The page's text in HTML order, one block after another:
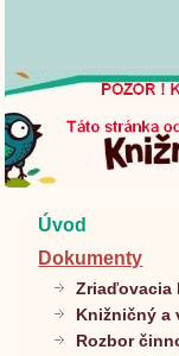
Úvod
Dokumenty
Zriaďovacia
Knižničný a
Rozbor